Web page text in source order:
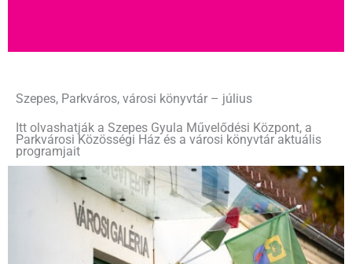
Szepes, Parkváros, városi könyvtár – július
Itt olvashatják a Szepes Gyula Művelődési Központ, a
Parkvárosi Közösségi Ház és a városi könyvtár aktuális
programjait